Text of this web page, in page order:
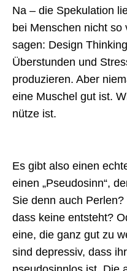
Na – die Spekulation
bei Menschen nicht so
sagen: Design
Überstunden und
produzieren. Aber
eine Muschel gut ist.
nütze ist.
Es gibt also einen
einen „Pseudosinn“,
Sie denn auch
dass keine entsteht?
eine, die ganz gut zu
sind depressiv, dass